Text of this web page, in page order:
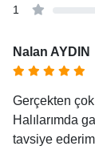
1
Nalan AYDIN
Gerçekten
Halılarımda
tavsiye